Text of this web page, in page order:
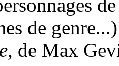
de genre...)
, de Max